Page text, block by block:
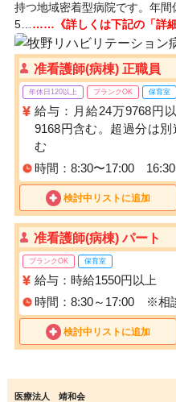
持つ地域密着型病院です。年
5… ……《詳しくは下記の「詳細
准看護師(病棟) 正職員
年休日120以上 ブランクOK 保育室
給与：月給24万9768円
9168円含む。超過分は
む
時間：8:30〜17:00
検討中リストに追加
准看護師(病棟) パート
ブランクOK 保育室
給与：時給1550円以上
時間：8:30～17:00 ※相
検討中リストに追加
医療法人 靖和会